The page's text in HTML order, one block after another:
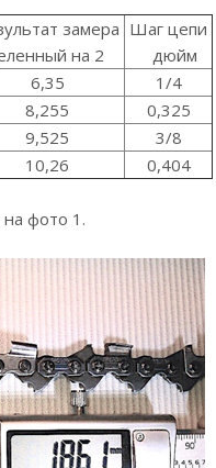
замера
на 2
Шаг цепи
дюйм
6,35
1/4
8,255
0,325
9,525
3/8
10,26 0,404
фото 1.